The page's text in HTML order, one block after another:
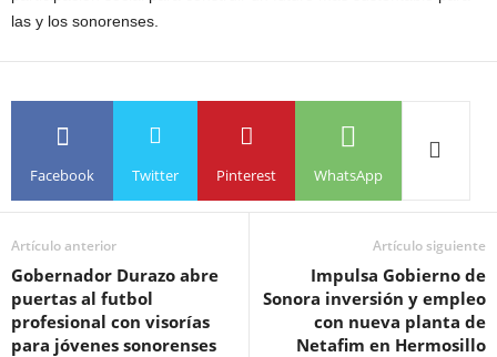
las y los sonorenses.
Facebook Twitter Pinterest WhatsApp
Artículo anterior
Gobernador Durazo abre
puertas al futbol
profesional con visorías
para jóvenes sonorenses
Artículo siguiente
Impulsa Gobierno de
Sonora inversión y empleo
con nueva planta de
Netafim en Hermosillo